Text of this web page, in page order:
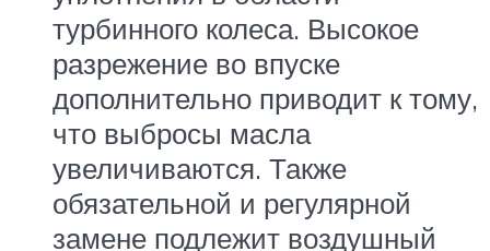
турбинного колеса. Высокое
разрежение во впуске
дополнительно приводит к тому,
что выбросы масла
увеличиваются. Также
обязательной и регулярной
замене подлежит воздушный